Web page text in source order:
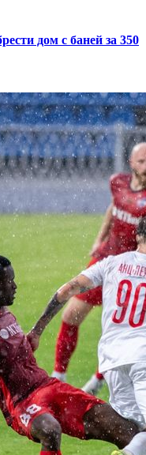
дом с баней за 350